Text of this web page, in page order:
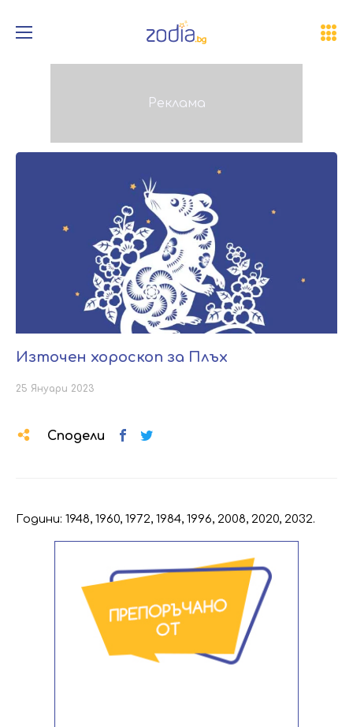
Източен хороскоп за Плъх
25 Януари 2023
Сподели
Години: 1948, 1960, 1972, 1984, 1996, 2008, 2020, 2032.